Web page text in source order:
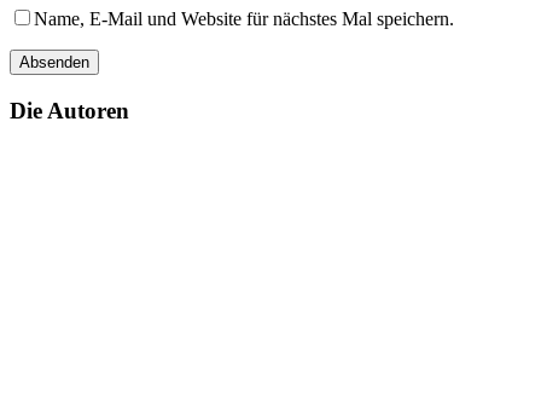
Name, E-Mail und Website für nächstes Mal speichern.
Die Autoren